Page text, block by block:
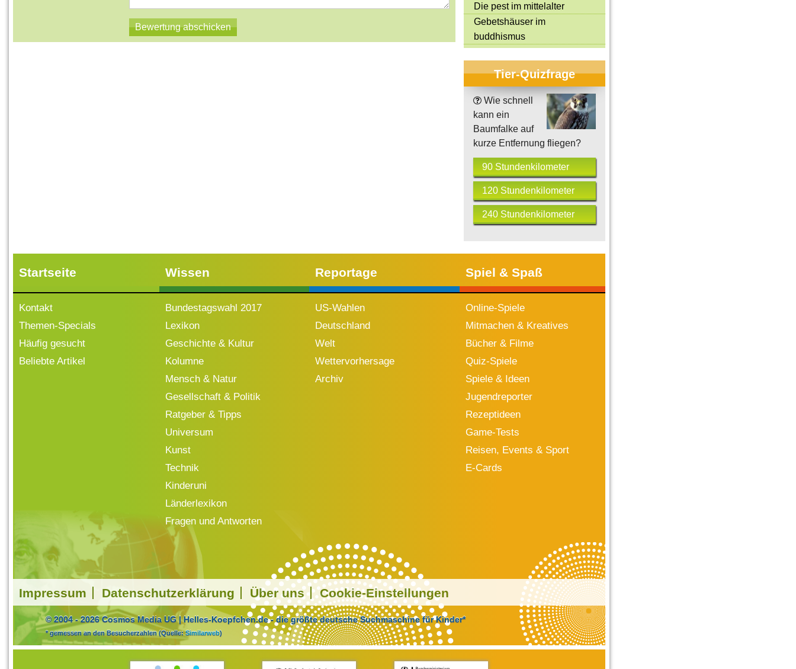
Die pest im mittelalter
Gebetshäuser im
buddhismus
Tier-Quizfrage
Wie schnell
kann ein
Baumfalke auf
kurze Entfernung fliegen?
90 Stundenkilometer
120 Stundenkilometer
240 Stundenkilometer
Startseite
Kontakt
Themen-Specials
Häufig gesucht
Beliebte Artikel
Wissen
Bundestagswahl 2017
Lexikon
Geschichte & Kultur
Kolumne
Mensch & Natur
Gesellschaft & Politik
Ratgeber & Tipps
Universum
Kunst
Technik
Kinderuni
Länderlexikon
Fragen und Antworten
Reportage
US-Wahlen
Deutschland
Welt
Wettervorhersage
Archiv
Spiel & Spaß
Online-Spiele
Mitmachen & Kreatives
Bücher & Filme
Quiz-Spiele
Spiele & Ideen
Jugendreporter
Rezeptideen
Game-Tests
Reisen, Events & Sport
E-Cards
Impressum Datenschutzerklärung Über uns Cookie-Einstellungen
© 2004 - 2026 Cosmos Media UG | Helles-Koepfchen.de - die größte deutsche Suchmaschine für Kinder*
* gemessen an den Besucherzahlen (Quelle:Similarweb)